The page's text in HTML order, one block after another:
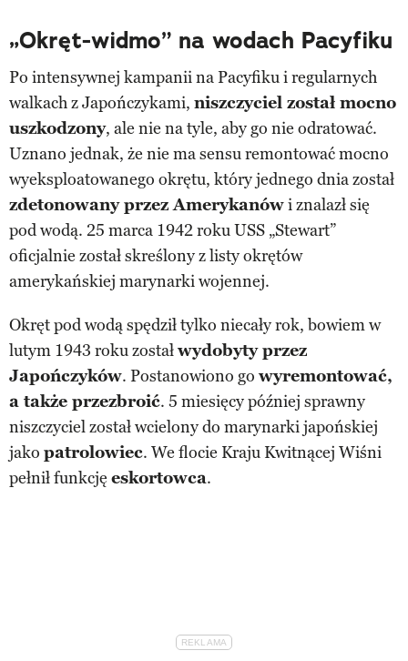
„Okręt-widmo” na wodach Pacyfiku
Po intensywnej kampanii na Pacyfiku i regularnych
walkach z Japończykami, niszczyciel został mocno
uszkodzony, ale nie na tyle, aby go nie odratować.
Uznano jednak, że nie ma sensu remontować mocno
wyeksploatowanego okrętu, który jednego dnia został
zdetonowany przez Amerykanówi znalazł się
pod wodą. 25 marca 1942 roku USS „Stewart”
oficjalnie został skreślony z listy okrętów
amerykańskiej marynarki wojennej.
Okręt pod wodą spędził tylko niecały rok, bowiem w
lutym 1943 roku zostałwydobyty przez
Japończyków. Postanowiono go wyremontować,
a także przezbroić. 5 miesięcy później sprawny
niszczyciel został wcielony do marynarki japońskiej
jako patrolowiec. We flocie Kraju Kwitnącej Wiśni
pełnił funkcję eskortowca.